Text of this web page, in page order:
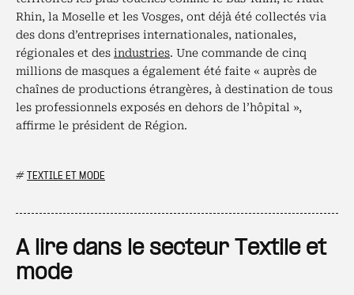
Rhin, la Moselle et les Vosges, ont déjà été collectés via
des dons d’entreprises internationales, nationales,
régionales et des industries. Une commande de cinq
millions de masques a également été faite « auprès de
chaînes de productions étrangères, à destination de tous
les professionnels exposés en dehors de l’hôpital »,
affirme le président de Région.
# TEXTILE ET MODE
A lire dans le secteur Textile et
mode